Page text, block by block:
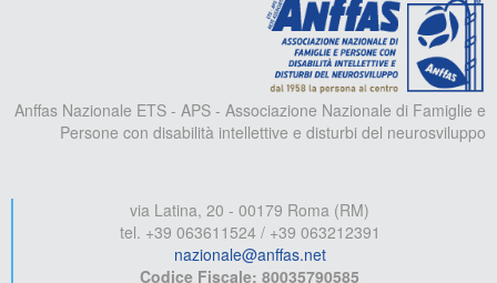
Anffas Nazionale ETS - APS - Associazione Nazionale di Famiglie e
Persone con disabilità intellettive e disturbi del neurosviluppo
via Latina, 20 - 00179 Roma (RM)
tel. +39 063611524 / +39 063212391
nazionale@anffas.net
Codice Fiscale: 80035790585